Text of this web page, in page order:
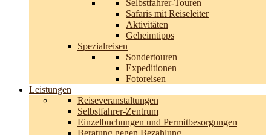
Selbstfahrer-Touren
Safaris mit Reiseleiter
Aktivitäten
Geheimtipps
Spezialreisen
Sondertouren
Expeditionen
Fotoreisen
Leistungen
Reiseveranstaltungen
Selbstfahrer-Zentrum
Einzelbuchungen und Permitbesorgungen
Beratung gegen Bezahlung